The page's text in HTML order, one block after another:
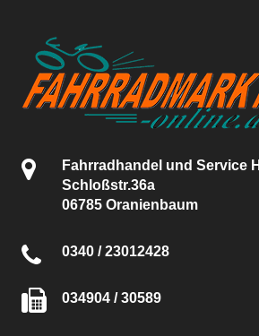
Fahrradhandel und Service
Schloßstr.36a
06785 Oranienbaum
0340 / 23012428
034904 / 30589